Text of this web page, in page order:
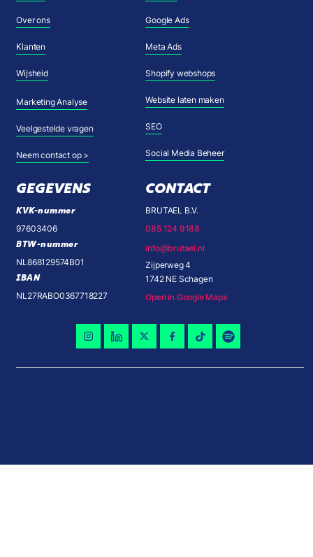
Over ons
Klanten
Wijsheid
Marketing Analyse
Veelgestelde vragen
Neem contact op >
Google Ads
Meta Ads
Shopify webshops
Website laten maken
SEO
Social Media Beheer
GEGEVENS
KVK-nummer
97603406
BTW-nummer
NL868129574B01
IBAN
NL27RABO0367718227
CONTACT
BRUTAEL B.V.
085 124 9188
info@brutael.nl
Zijperweg 4
1742 NE Schagen
Open in Google Maps